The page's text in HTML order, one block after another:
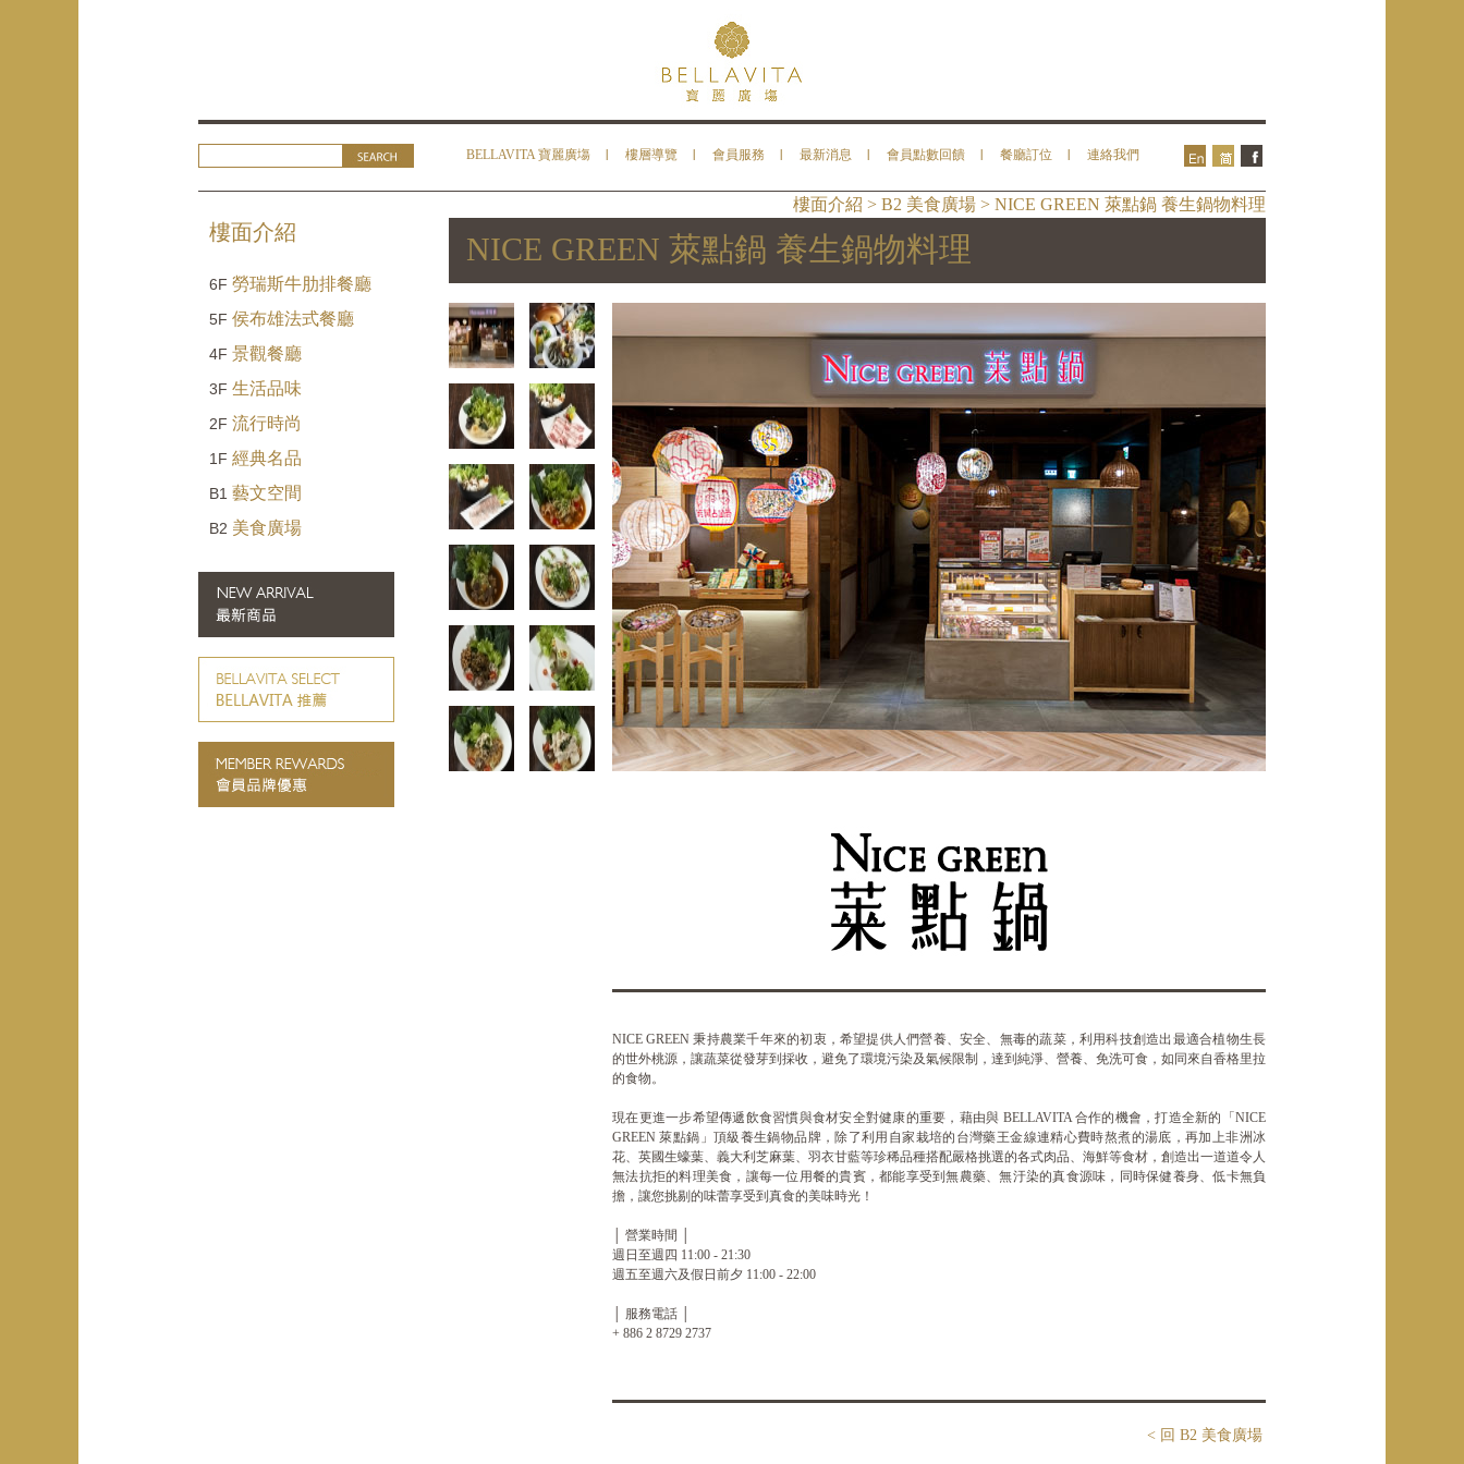
BELLAVITA 寶麗廣塲 樓層導覽 會員服務 最新消息 會員點數回饋 餐廳訂位 連絡我們
樓面介紹
6F 勞瑞斯牛肋排餐廳
5F 侯布雄法式餐廳
4F 景觀餐廳
3F 生活品味
2F 流行時尚
1F 經典名品
B1 藝文空間
B2 美食廣場
樓面介紹 > B2 美食廣場 > NICE GREEN 萊點鍋 養生鍋物料理
NICE GREEN 萊點鍋 養生鍋物料理
NICE GREEN 秉持農業千年來的初衷，希望提供人們營養、安全、無毒的蔬菜，利用科技創造出最適合植物生長
的世外桃源，讓蔬菜從發芽到採收，避免了環境污染及氣候限制，達到純淨、營養、免洗可食，如同來自香格里拉
的食物。
現在更進一步希望傳遞飲食習慣與食材安全對健康的重要，藉由與 BELLAVITA 合作的機會，打造全新的「NICE
GREEN 萊點鍋」頂級養生鍋物品牌，除了利用自家栽培的台灣藥王金線連精心費時熬煮的湯底，再加上非洲冰
花、英國生蠔葉、義大利芝麻葉、羽衣甘藍等珍稀品種搭配嚴格挑選的各式肉品、海鮮等食材，創造出一道道令人
無法抗拒的料理美食，讓每一位用餐的貴賓，都能享受到無農藥、無汙染的真食源味，同時保健養身、低卡無負
擔，讓您挑剔的味蕾享受到真食的美味時光！
│ 營業時間 │
週日至週四 11:00 - 21:30
週五至週六及假日前夕 11:00 - 22:00
│ 服務電話 │
+ 886 2 8729 2737
< 回 B2 美食廣場